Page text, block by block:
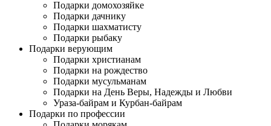
Подарки домохозяйке
Подарки дачнику
Подарки шахматисту
Подарки рыбаку
Подарки верующим
Подарки христианам
Подарки на рождество
Подарки мусульманам
Подарки на День Веры, Надежды и Любви
Ураза-байрам и Курбан-байрам
Подарки по профессии